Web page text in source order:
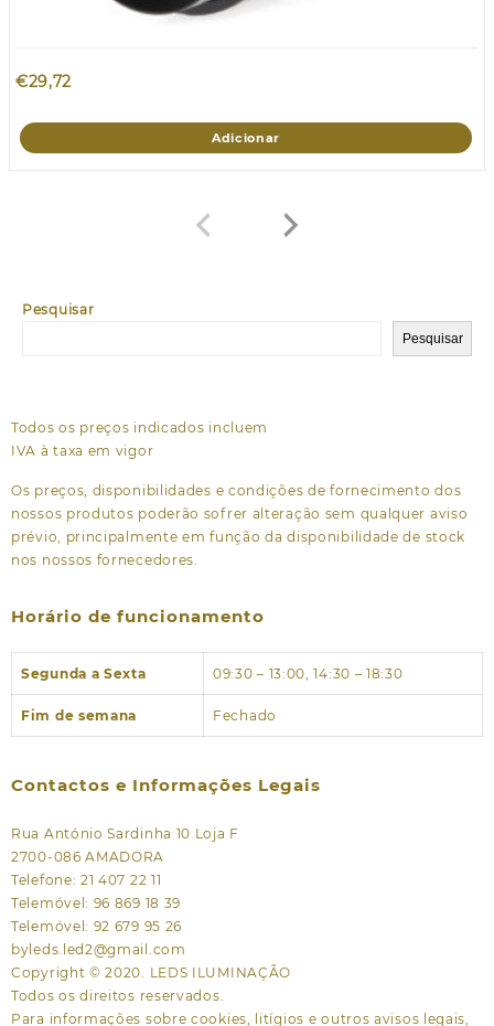
Pesquisar
Pesquisar
€29,72
Adicionar
Todos os preços indicados incluem
IVA à taxa em vigor
Os preços, disponibilidades e condições de fornecimento dos
nossos produtos poderão sofrer alteração sem qualquer aviso
prévio, principalmente em função da disponibilidade de stock
nos nossos fornecedores.
Horário de funcionamento
Segunda a Sexta 09:30 – 13:00, 14:30 – 18:30
Fim de semana Fechado
Contactos e Informações Legais
Rua António Sardinha 10 Loja F
2700-086 AMADORA
Telefone: 21 407 22 11
Telemóvel: 96 869 18 39
Telemóvel: 92 679 95 26
byleds.led2@gmail.com
Copyright © 2020. LEDS ILUMINAÇÃO
Todos os direitos reservados.
Para informações sobre cookies, litígios e outros avisos legais,